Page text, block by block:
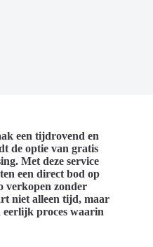
een tijdrovend en
de optie van gratis
Met deze service
een direct bod op
verkopen zonder
niet alleen tijd, maar
eerlijk proces waarin